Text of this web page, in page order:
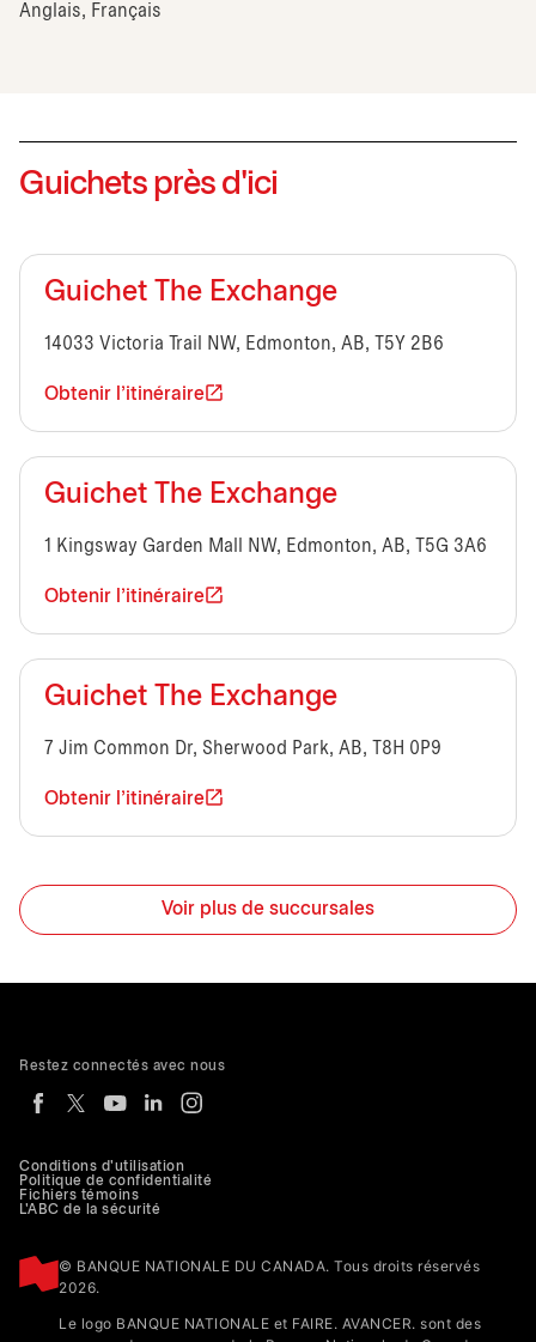
Anglais, Français
Guichets près d'ici
Guichet The Exchange
14033 Victoria Trail NW, Edmonton, AB, T5Y 2B6
Obtenir l'itinéraire
Guichet The Exchange
1 Kingsway Garden Mall NW, Edmonton, AB, T5G 3A6
Obtenir l'itinéraire
Guichet The Exchange
7 Jim Common Dr, Sherwood Park, AB, T8H 0P9
Obtenir l'itinéraire
Voir plus de succursales
Conditions d'utilisation
Politique de confidentialité
Fichiers témoins
L'ABC de la sécurité
© BANQUE NATIONALE DU CANADA. Tous droits réservés
2026.
Le logo BANQUE NATIONALE et FAIRE. AVANCER. sont des
Restez connectés avec nous